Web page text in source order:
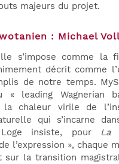
majeurs du projet.
: Michael
s’impose comme la
décrit comme
de notre temps.
« leading Wagnerian
la chaleur virile de
qui s’incarne
Loge insiste, pour La
l’expression », chaque
sur la transition